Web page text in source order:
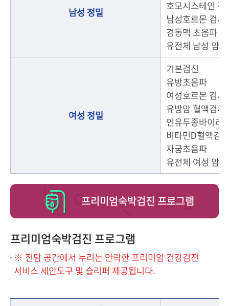
남성 정밀
호모시스테인 검
남성호르몬 검사
경동맥 초음파
유전체 남성 암
여성 정밀
기본검진
유방초음파
여성호르몬 검사
유방암 혈액검
인유두종바이러
비타민D혈액검사
자궁초음파
유전체 여성 암
프리미엄숙박검진 프로그램
프리미엄숙박검진 프로그램
※ 전담 공간에서 누리는 안락한 프리미엄 건강검진
서비스 세안도구 및 슬리퍼 제공됩니다.